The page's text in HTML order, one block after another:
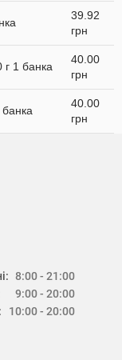
39.92
грн
г 1 банка
40.00
грн
40.00
грн
8:00 - 21:00
9:00 - 20:00
10:00 - 20:00